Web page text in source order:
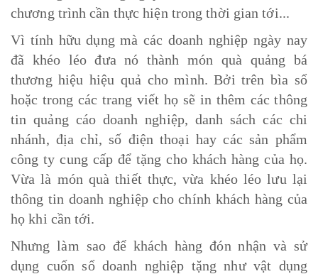
chương trình cần thực hiện trong thời gian tới...
Vì tính hữu dụng mà các doanh nghiệp ngày nay
đã khéo léo đưa nó thành món quà quảng bá
thương hiệu hiệu quả cho mình. Bởi trên bìa sổ
hoặc trong các trang viết họ sẽ in thêm các thông
tin quảng cáo doanh nghiệp, danh sách các chi
nhánh, địa chỉ, số điện thoại hay các sản phẩm
công ty cung cấp để tặng cho khách hàng của họ.
Vừa là món quà thiết thực, vừa khéo léo lưu lại
thông tin doanh nghiệp cho chính khách hàng của
họ khi cần tới.
Nhưng làm sao để khách hàng đón nhận và sử
dụng cuốn sổ doanh nghiệp tặng như vật dụng